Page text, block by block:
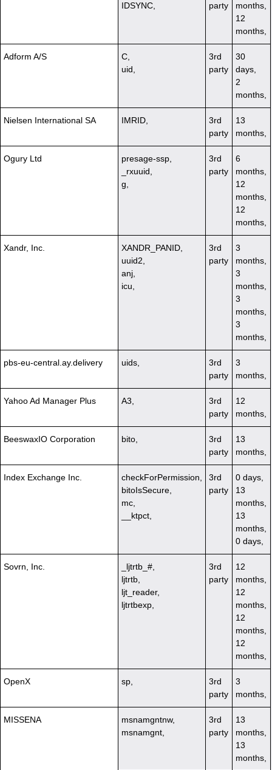
IDSYNC,
party
months,
12
months,
Adform A/S
C,
uid,
3rd
party
30
days,
2
months,
Nielsen International SA IMRID,
3rd
party
13
months,
Ogury Ltd
presage-ssp,
_rxuuid,
g,
3rd
party
6
months,
12
months,
12
months,
Xandr, Inc.
XANDR_PANID,
uuid2,
anj,
icu,
3rd
party
3
months,
3
months,
3
months,
3
months,
pbs-eu-central.ay.delivery uids,
3rd
party
3
months,
Yahoo Ad Manager Plus A3,
3rd
party
12
months,
BeeswaxIO Corporation bito,
3rd
party
13
months,
Index Exchange Inc.
checkForPermission,
bitoIsSecure,
mc,
__ktpct,
3rd
party
0 days,
13
months,
13
months,
0 days,
Sovrn, Inc.
_ljtrtb_#,
ljtrtb,
ljt_reader,
ljtrtbexp,
3rd
party
12
months,
12
months,
12
months,
12
months,
OpenX sp,
3rd
party
3
months,
MISSENA
msnamgntnw,
msnamgnt,
3rd
party
13
months,
13
months,